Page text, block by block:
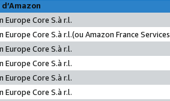
Europe Core S.à r.l.
Europe Core S.à r.l.(ou Amazon France
Europe Core S.à r.l.
Europe Core S.à r.l.
Europe Core S.à r.l.
Europe Core S.à r.l.